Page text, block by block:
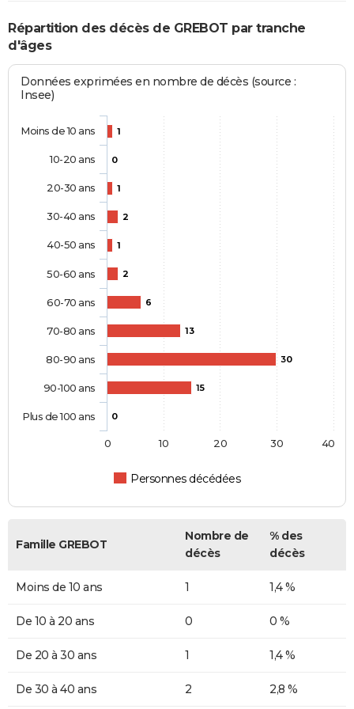
Répartition des décès de GREBOT par tranche
d'âges
Données exprimées en nombre de décès (source :
Insee)
1
0
1
2
1
2
6
13
30
15
0
Personnes décédées
Moins de 10 ans
10-20 ans
20-30 ans
30-40 ans
40-50 ans
50-60 ans
60-70 ans
70-80 ans
80-90 ans
90-100 ans
Plus de 100 ans
0 10 20 30 40
Famille GREBOT
Nombre de
décès
% des
décès
Moins de 10 ans 1 1,4 %
De 10 à 20 ans 0 0 %
De 20 à 30 ans 1 1,4 %
De 30 à 40 ans 2 2,8 %